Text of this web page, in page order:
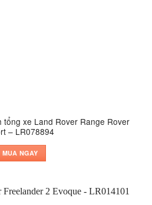
xe Land Rover Range Rover
– LR078894
MUA NGAY